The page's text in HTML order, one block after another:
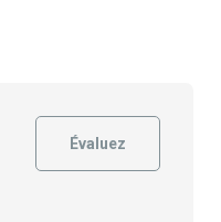
Évaluez